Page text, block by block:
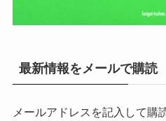
最新情報をメールで購読
メールアドレスを記入して購